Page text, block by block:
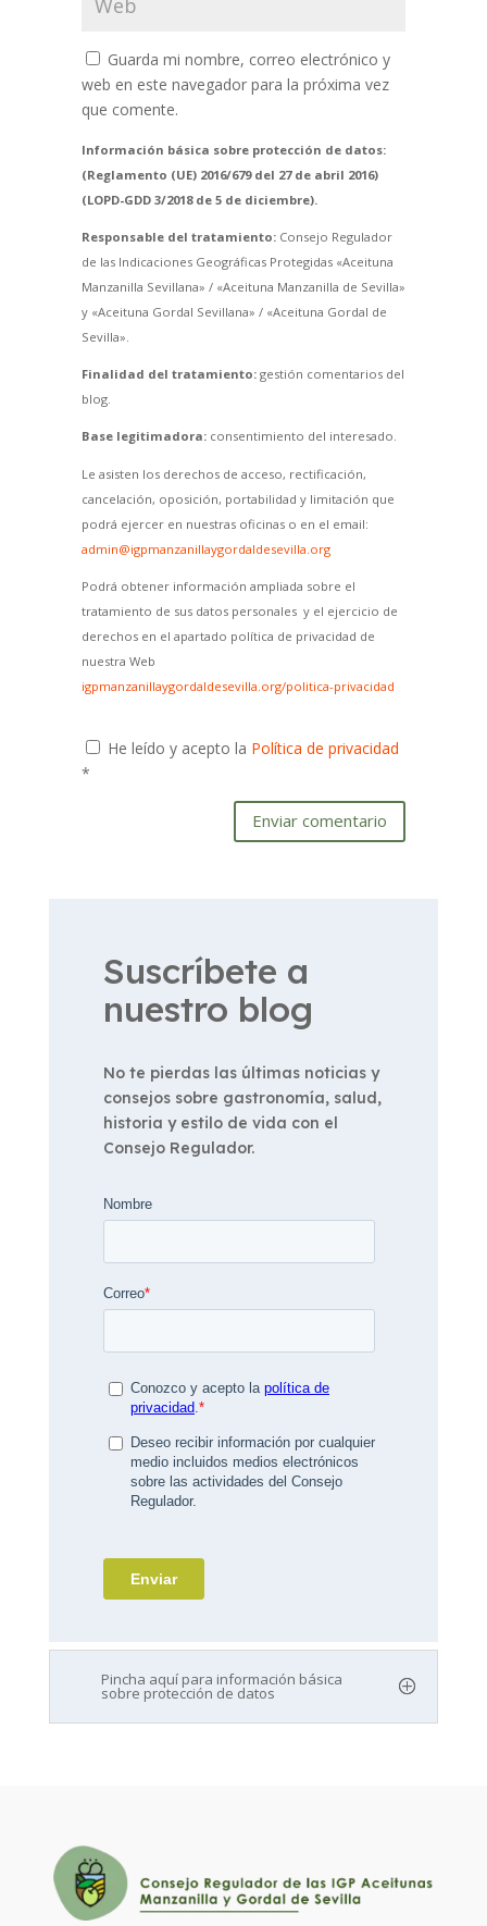
Guarda mi nombre, correo electrónico y
web en este navegador para la próxima vez
que comente.
Información básica sobre protección de datos:
(Reglamento (UE) 2016/679 del 27 de abril 2016)
(LOPD-GDD 3/2018 de 5 de diciembre).
Responsable del tratamiento:Consejo Regulador
de las Indicaciones Geográficas Protegidas «Aceituna
Manzanilla Sevillana» / «Aceituna Manzanilla de Sevilla»
y «Aceituna Gordal Sevillana» / «Aceituna Gordal de
Sevilla».
Finalidad del tratamiento:gestión comentarios del
blog.
Base legitimadora:consentimiento del interesado.
Le asisten los derechos de acceso, rectificación,
cancelación, oposición, portabilidad y limitación que
podrá ejercer en nuestras oficinas o en el email:
admin@igpmanzanillaygordaldesevilla.org
Podrá obtener información ampliada sobre el
tratamiento de sus datos personales y el ejercicio de
derechos en el apartado política de privacidad de
nuestra Web
igpmanzanillaygordaldesevilla.org/politica-privacidad
He leído y acepto la Política de privacidad
*
Enviar comentario
Suscríbete a
nuestro blog
No te pierdas las últimas noticias y
consejos sobre gastronomía, salud,
historia y estilo de vida con el
Consejo Regulador.
Pincha aquí para información básica
sobre protección de datos